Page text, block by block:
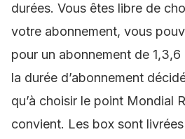
durées. Vous êtes libre de
votre abonnement, vous
pour un abonnement de
la durée d’abonnement
qu’à choisir le point Mondial
convient. Les box sont